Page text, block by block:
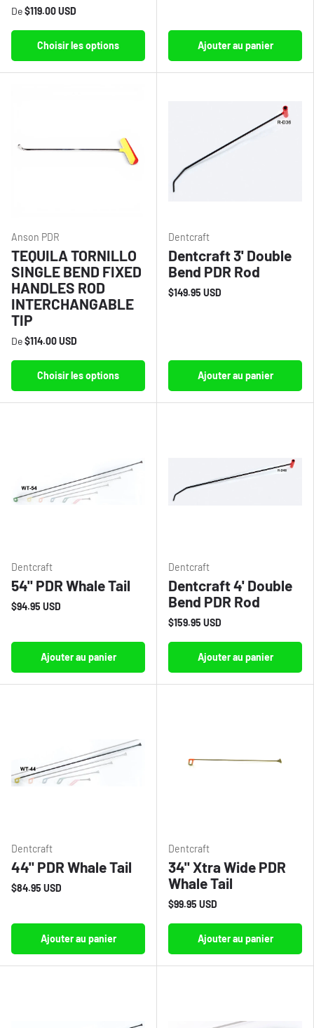
De$119.00 USD
Choisir les options Ajouter au panier
Anson PDR
TEQUILA TORNILLO
SINGLE BEND FIXED
HANDLES ROD
INTERCHANGABLE
TIP
De$114.00 USD
Choisir les options
Dentcraft
Dentcraft 3' Double
Bend PDR Rod
$149.95 USD
Ajouter au panier
Dentcraft
54" PDR Whale Tail
$94.95 USD
Ajouter au panier
Dentcraft
Dentcraft 4' Double
Bend PDR Rod
$159.95 USD
Ajouter au panier
Dentcraft
44" PDR Whale Tail
$84.95 USD
Ajouter au panier
Dentcraft
34" Xtra Wide PDR
Whale Tail
$99.95 USD
Ajouter au panier